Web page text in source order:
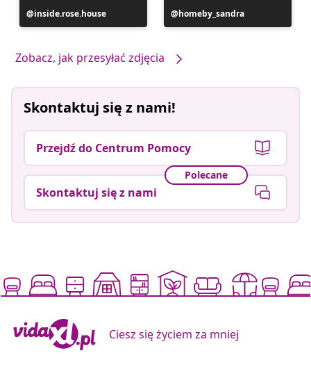
Post
opublikowany
inside.rose.house
Post
opublikowany
homeby_sandra
Zobacz, jak przesyłać zdjęcia
Skontaktuj się z nami!
Przejdź do Centrum Pomocy
Polecane
Skontaktuj się z nami
Ciesz się życiem za mniej